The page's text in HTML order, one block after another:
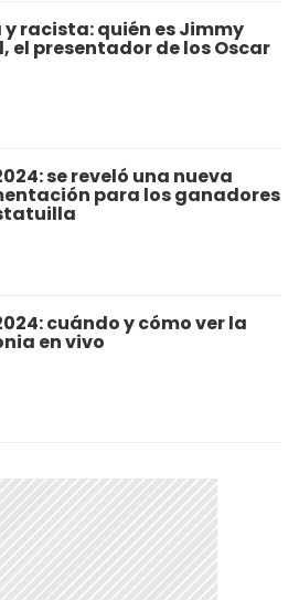
y racista: quién es Jimmy
el presentador de los Oscar
se reveló una nueva
para los ganadores
cuándo y cómo ver la
en vivo